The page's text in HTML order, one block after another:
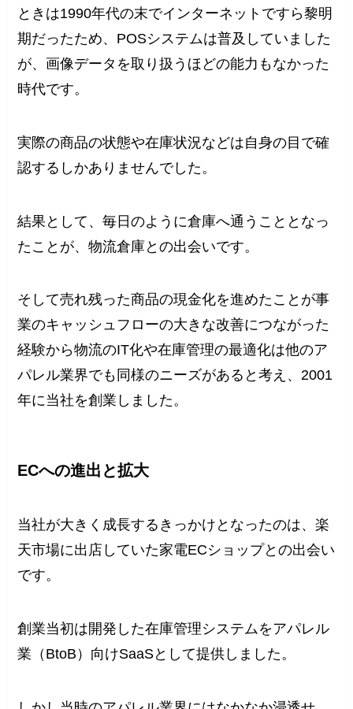
ときは1990年代の末でインターネットですら黎明
期だったため、POSシステムは普及していました
が、画像データを取り扱うほどの能力もなかった
時代です。
実際の商品の状態や在庫状況などは自身の目で確
認するしかありませんでした。
結果として、毎日のように倉庫へ通うこととなっ
たことが、物流倉庫との出会いです。
そして売れ残った商品の現金化を進めたことが事
業のキャッシュフローの大きな改善につながった
経験から物流のIT化や在庫管理の最適化は他のア
パレル業界でも同様のニーズがあると考え、2001
年に当社を創業しました。
ECへの進出と拡大
当社が大きく成長するきっかけとなったのは、楽
天市場に出店していた家電ECショップとの出会い
です。
創業当初は開発した在庫管理システムをアパレル
業（BtoB）向けSaaSとして提供しました。